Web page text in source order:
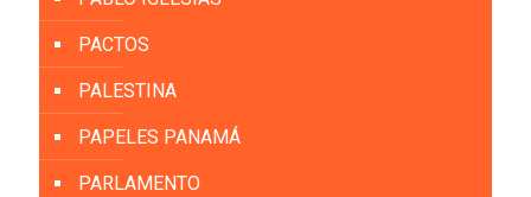
PACTOS
PALESTINA
PAPELES PANAMÁ
PARLAMENTO